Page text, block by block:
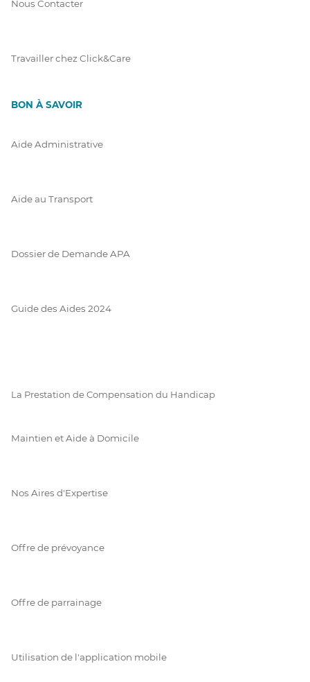
Nous Contacter
Travailler chez Click&Care
BON À SAVOIR
Aide Administrative
Aide au Transport
Dossier de Demande APA
Guide des Aides 2024
La Prestation de Compensation du Handicap
Maintien et Aide à Domicile
Nos Aires d'Expertise
Offre de prévoyance
Offre de parrainage
Utilisation de l'application mobile